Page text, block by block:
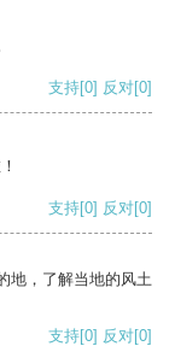
支持[0] 反对[0]
支持[0] 反对[0]
地，了解当地的风土
支持[0] 反对[0]